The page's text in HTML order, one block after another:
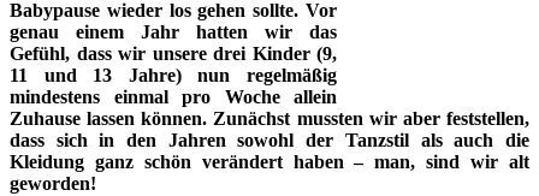
Babypause wieder los gehen sollte. Vor
genau einem Jahr hatten wir das
Gefühl, dass wir unsere drei Kinder (9,
11 und 13 Jahre) nun regelmäßig
mindestens einmal pro Woche allein
Zuhause lassen können. Zunächst mussten wir aber feststellen,
dass sich in den Jahren sowohl der Tanzstil als auch die
Kleidung ganz schön verändert haben – man, sind wir alt
geworden!